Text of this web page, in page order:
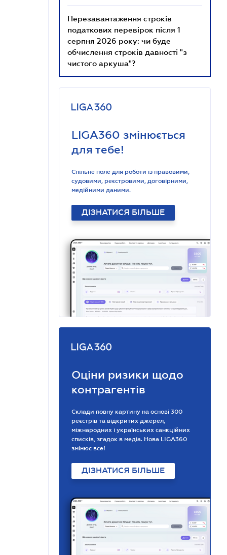
Перезавантаження строків
податкових перевірок після 1
серпня 2026 року: чи буде
обчислення строків давності "з
чистого аркуша"?
LIGA360 змінюється
для тебе!
Спільне поле для роботи із правовими,
судовими, реєстровими, договірними,
медійними даними.
ДІЗНАТИСЯ БІЛЬШЕ
Оціни ризики щодо
контрагентів
Склади повну картину на основі 300
реєстрів та відкритих джерел,
міжнародних і українських санкційних
списків, згадок в медіа. Нова LIGA360
змінює все!
ДІЗНАТИСЯ БІЛЬШЕ